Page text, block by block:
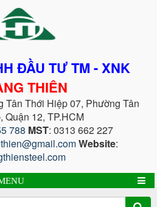
ĐẦU TƯ TM - XNK
THIÊN
Tân Thới Hiệp 07, Phường Tân
Quận 12, TP.HCM
788 MST: 0313 662 227
Website: